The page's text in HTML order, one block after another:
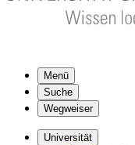
Menü
Suche
Wegweiser
Universität